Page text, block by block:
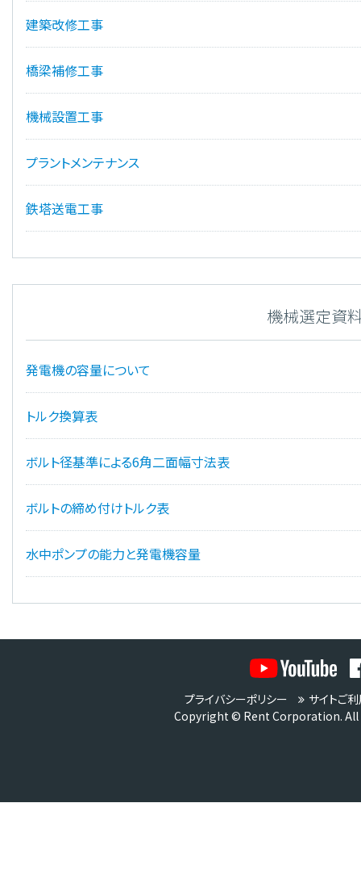
建築改修工事
橋梁補修工事
機械設置工事
プラントメンテナンス
鉄塔送電工事
機械選定資
発電機の容量について
トルク換算表
ボルト径基準による6角二面幅寸法表
ボルトの締め付けトルク表
水中ポンプの能力と発電機容量
プライバシーポリシー
サイトご
Copyright © Rent Corporation. All